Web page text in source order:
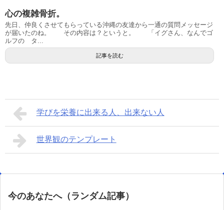
心の複雑骨折。
先日、仲良くさせてもらっている沖縄の友達から一通の質問メッセージ
が届いたのね。 その内容は？というと。 「イグさん、なんでゴ
ルフの タ...
記事を読む
学びを栄養に出来る人、出来ない人
世界観のテンプレート
今のあなたへ（ランダム記事）